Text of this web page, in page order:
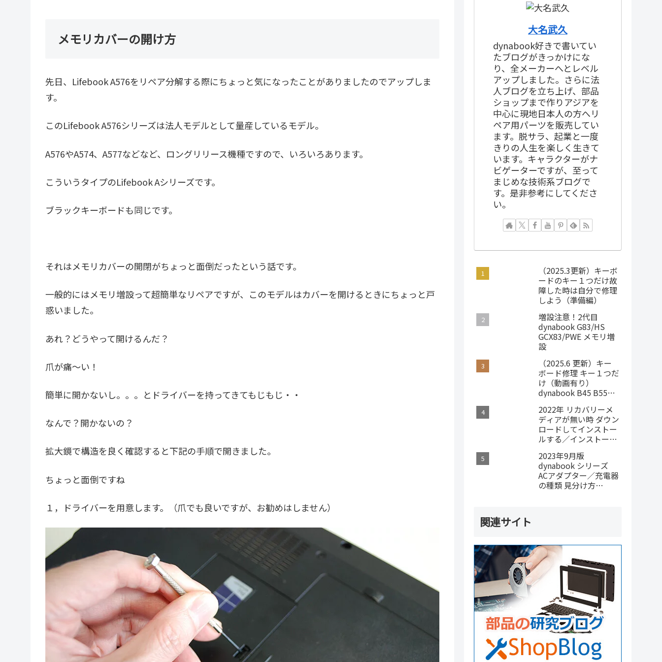
メモリカバーの開け方
先日、Lifebook A576をリペア分解する際にちょっと気になったことがありましたのでアップしま
す。
このLifebook A576シリーズは法人モデルとして量産しているモデル。
A576やA574、A577などなど、ロングリリース機種ですので、いろいろあります。
こういうタイプのLifebook Aシリーズです。
ブラックキーボードも同じです。
それはメモリカバーの開閉がちょっと面倒だったという話です。
一般的にはメモリ増設って超簡単なリペアですが、このモデルはカバーを開けるときにちょっと戸
惑いました。
あれ？どうやって開けるんだ？
爪が痛～い！
簡単に開かないし。。。とドライバーを持ってきてもじもじ・・
なんで？開かないの？
拡大鏡で構造を良く確認すると下記の手順で開きました。
ちょっと面倒ですね
１，ドライバーを用意します。（爪でも良いですが、お勧めはしません）
大名武久
dynabook好きで書いてい
たブログがきっかけにな
り、全メーカーへとレベル
アップしました。さらに法
人ブログを立ち上げ、部品
ショップまで作りアジアを
中心に現地日本人の方へリ
ペア用パーツを販売してい
ます。脱サラ、起業と一度
きりの人生を楽しく生きて
います。キャラクターがナ
ビゲーターですが、至って
まじめな技術系ブログで
す。是非参考にしてくださ
い。
（2025.3更新）キーボ
ードのキー１つだけ故
障した時は自分で修理
しよう（準備編）
増設注意！2代目
dynabook G83/HS
GCX83/PWE メモリ増
設
（2025.6 更新）キー
ボード修理 キー１つだ
け（動画有り）
dynabook B45 B55
2022年 リカバリーメ
ディアが無い時 ダウン
ロードしてインストー
ルする／インストール
2023年9月版
dynabook シリーズ
ACアダプター／充電器
の種類 見分け方
関連サイト